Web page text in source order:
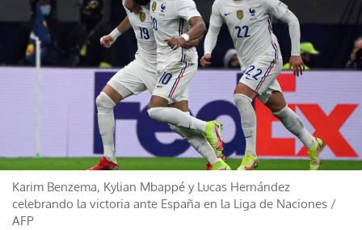
Karim Benzema, Kylian Mbappé y Lucas Hernández
celebrando la victoria ante España en la Liga de Naciones /
AFP